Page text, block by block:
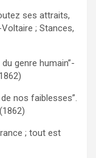
ses attraits,
; Stances,
genre humain”-
nos faiblesses”.
; tout est